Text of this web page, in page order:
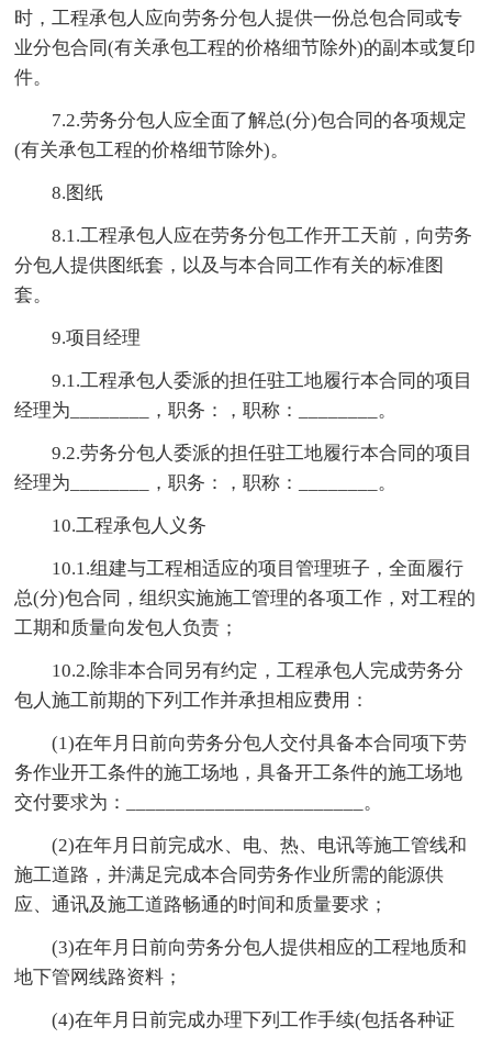
时，工程承包人应向劳务分包人提供一份总包合同或专
业分包合同(有关承包工程的价格细节除外)的副本或复印
件。
7.2.劳务分包人应全面了解总(分)包合同的各项规定
(有关承包工程的价格细节除外)。
8.图纸
8.1.工程承包人应在劳务分包工作开工天前，向劳务
分包人提供图纸套，以及与本合同工作有关的标准图
套。
9.项目经理
9.1.工程承包人委派的担任驻工地履行本合同的项目
经理为________，职务：，职称：________。
9.2.劳务分包人委派的担任驻工地履行本合同的项目
经理为________，职务：，职称：________。
10.工程承包人义务
10.1.组建与工程相适应的项目管理班子，全面履行
总(分)包合同，组织实施施工管理的各项工作，对工程的
工期和质量向发包人负责；
10.2.除非本合同另有约定，工程承包人完成劳务分
包人施工前期的下列工作并承担相应费用：
(1)在年月日前向劳务分包人交付具备本合同项下劳
务作业开工条件的施工场地，具备开工条件的施工场地
交付要求为：________________________。
(2)在年月日前完成水、电、热、电讯等施工管线和
施工道路，并满足完成本合同劳务作业所需的能源供
应、通讯及施工道路畅通的时间和质量要求；
(3)在年月日前向劳务分包人提供相应的工程地质和
地下管网线路资料；
(4)在年月日前完成办理下列工作手续(包括各种证